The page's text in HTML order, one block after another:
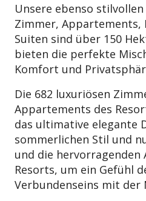
Unsere ebenso
Zimmer, Appartements,
Suiten sind über 150
bieten die perfekte
Komfort und
Die 682 luxuriösen
Appartements des
das ultimative elegante
sommerlichen Stil und
und die hervorragenden
Resorts, um ein Gefühl
Verbundenseins mit